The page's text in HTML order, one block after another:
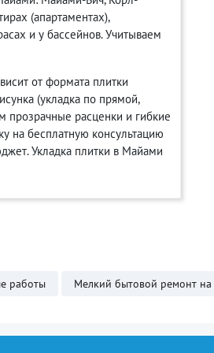
(апартаментах),
и у бассейнов. Учитываем
от формата плитки
(укладка по прямой,
прозрачные расценки и гибкие
на бесплатную консультацию
Укладка плитки в Майами
работы Мелкий бытовой ремонт